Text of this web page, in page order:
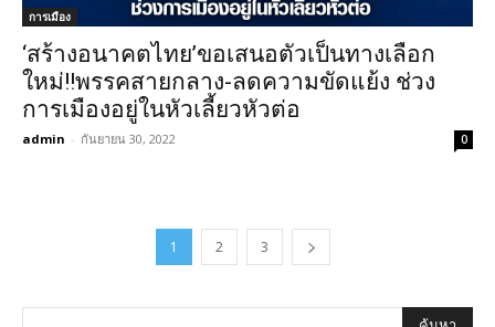
การเมือง
‘สร้างอนาคตไทย’ขอเสนอตัวเป็นทางเลือก
ใหม่!!พรรคสายกลาง-ลดความขัดแย้ง ช่วง
การเมืองอยู่ในหัวเลี้ยวหัวต่อ
admin - กันยายน 30, 2022 0
1 2 3